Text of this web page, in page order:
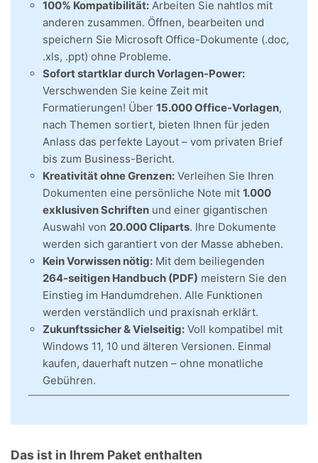
100% Kompatibilität: Arbeiten Sie nahtlos mit
anderen zusammen. Öffnen, bearbeiten und
speichern Sie Microsoft Office-Dokumente (.doc,
.xls, .ppt) ohne Probleme.
Sofort startklar durch Vorlagen-Power:
Verschwenden Sie keine Zeit mit
Formatierungen! Über 15.000 Office-Vorlagen,
nach Themen sortiert, bieten Ihnen für jeden
Anlass das perfekte Layout – vom privaten Brief
bis zum Business-Bericht.
Kreativität ohne Grenzen: Verleihen Sie Ihren
Dokumenten eine persönliche Note mit 1.000
exklusiven Schriften und einer gigantischen
Auswahl von 20.000 Cliparts. Ihre Dokumente
werden sich garantiert von der Masse abheben.
Kein Vorwissen nötig: Mit dem beiliegenden
264-seitigen Handbuch (PDF) meistern Sie den
Einstieg im Handumdrehen. Alle Funktionen
werden verständlich und praxisnah erklärt.
Zukunftssicher & Vielseitig: Voll kompatibel mit
Windows 11, 10 und älteren Versionen. Einmal
kaufen, dauerhaft nutzen – ohne monatliche
Gebühren.
Das ist in Ihrem Paket enthalten